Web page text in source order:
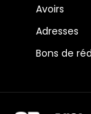
Avoirs
Adresses
Bons de